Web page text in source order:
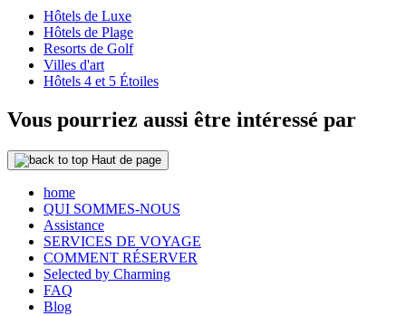
Hôtels de Luxe
Hôtels de Plage
Resorts de Golf
Villes d'art
Hôtels 4 et 5 Étoiles
Vous pourriez aussi être intéressé par
Haut de page
home
QUI SOMMES-NOUS
Assistance
SERVICES DE VOYAGE
COMMENT RÉSERVER
Selected by Charming
FAQ
Blog